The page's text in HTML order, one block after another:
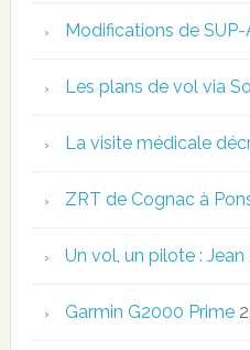
Modifications de SUP-
Les plans de vol via
La visite médicale
ZRT de Cognac à
Un vol, un pilote :
Garmin G2000 Prime